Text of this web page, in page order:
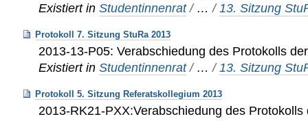
Existiert in Studentinnenrat / …/13. Sitzung
Protokoll 7. Sitzung StuRa 2013
2013-13-P05: Verabschiedung des Protokolls
Existiert in Studentinnenrat / …/13. Sitzung
Protokoll 5. Sitzung Referatskollegium 2013
2013-RK21-PXX:Verabschiedung des Protokolls